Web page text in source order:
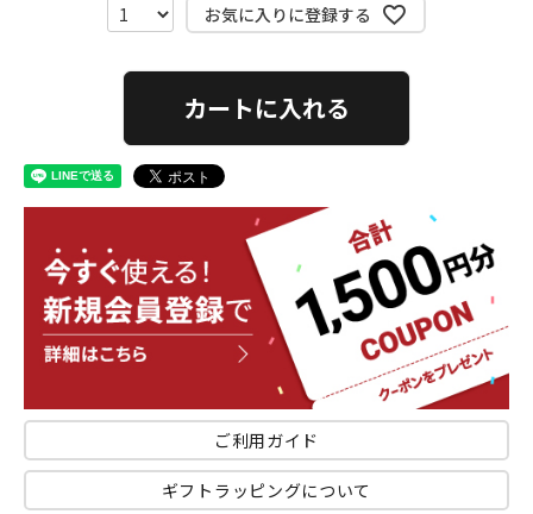
お気に入りに登録する
カートに入れる
ご利用ガイド
ギフトラッピングについて